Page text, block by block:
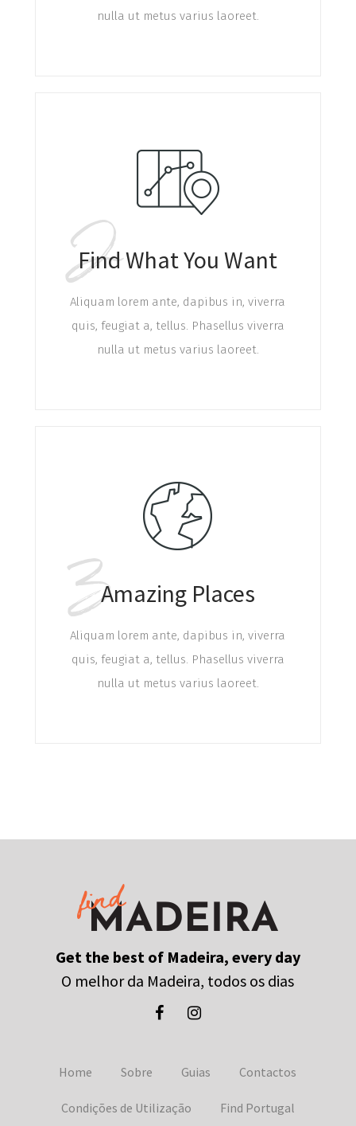
nulla ut metus varius laoreet.
2
Find What You Want
Aliquam lorem ante, dapibus in, viverra
quis, feugiat a, tellus. Phasellus viverra
nulla ut metus varius laoreet.
3Amazing Places
Aliquam lorem ante, dapibus in, viverra
quis, feugiat a, tellus. Phasellus viverra
nulla ut metus varius laoreet.
Get the best of Madeira, every day
O melhor da Madeira, todos os dias
Home Sobre Guias Contactos
Condições de Utilização Find Portugal